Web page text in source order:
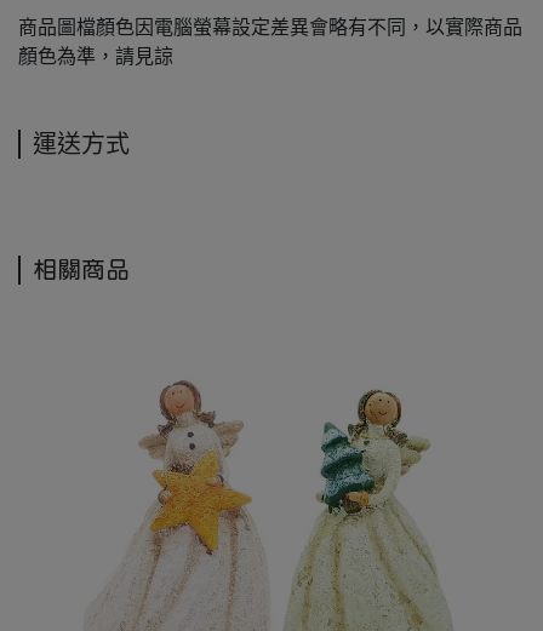
商品圖檔顏色因電腦螢幕設定差異會略有不同，以實際商品
顏色為準，請見諒
運送方式
相關商品